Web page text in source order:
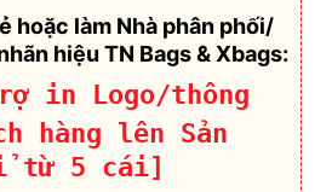
hoặc làm Nhà phân phối/
hiệu TN Bags & Xbags:
in Logo/thông
hàng lên Sản
từ 5 cái]